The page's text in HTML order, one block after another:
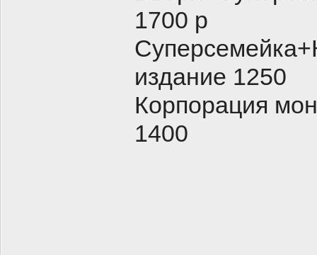
1700 р
издание 1250
Корпорация
1400